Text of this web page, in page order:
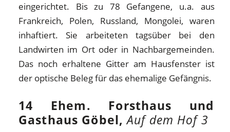
eingerichtet. Bis zu 78 Gefangene, u.a. aus
Frankreich, Polen, Russland, Mongolei, waren
inhaftiert. Sie arbeiteten tagsüber bei den
Landwirten im Ort oder in Nachbargemeinden.
Das noch erhaltene Gitter am Hausfenster ist
der optische Beleg für das ehemalige Gefängnis.
14 Ehem. Forsthaus und
Gasthaus Göbel,Auf dem Hof 3